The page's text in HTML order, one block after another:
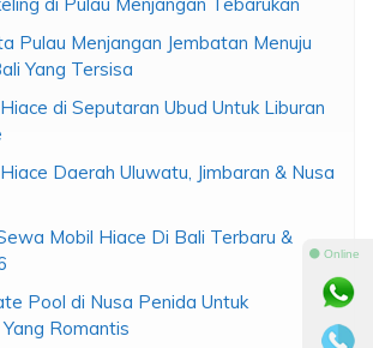
Pulau Menjangan Jembatan Menuju
Yang Tersisa
di Seputaran Ubud Untuk Liburan
Daerah Uluwatu, Jimbaran & Nusa
Mobil Hiace Di Bali Terbaru &
Pool di Nusa Penida Untuk
Romantis
⚫ Online